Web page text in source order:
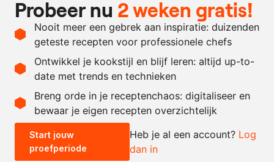
15
gram
grove mosterd
naar
zout
Recept omrekenen
- +
0.5x 1x 2x
Probeer nu 2 weken gratis!
Nooit meer een gebrek aan inspiratie: duizenden
geteste recepten voor professionele chefs
Ontwikkel je kookstijl en blijf leren: altijd up-to-
date met trends en technieken
Breng orde in je receptenchaos: digitaliseer en
bewaar je eigen recepten overzichtelijk
Start jouw
proefperiode
Heb je al een account? Log
dan in